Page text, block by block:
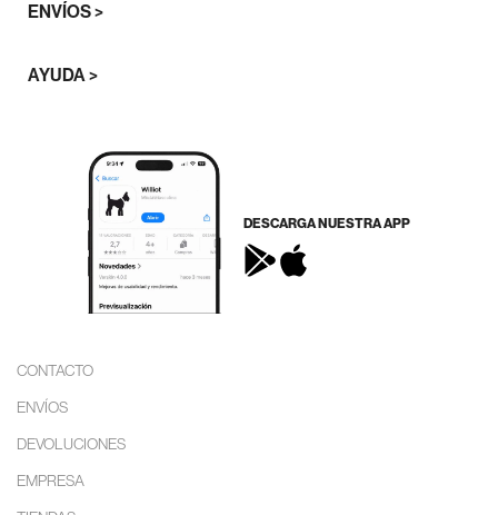
ENVÍOS >
AYUDA >
DESCARGA NUESTRA APP
CONTACTO
ENVÍOS
DEVOLUCIONES
EMPRESA